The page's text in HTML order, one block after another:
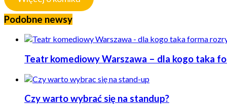
Podobne newsy
Teatr komediowy Warszawa – dla kogo taka
Czy warto wybrać się na standup?